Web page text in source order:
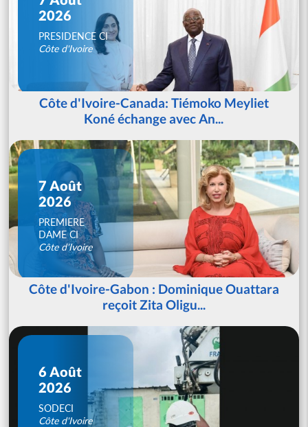
2026
PRESIDENCE CI
Côte d'Ivoire
Côte d'Ivoire-Canada: Tiémoko Meyliet
Koné échange avec An...
7 Août
2026
PREMIERE
DAME CI
Côte d'Ivoire
Côte d'Ivoire-Gabon : Dominique Ouattara
reçoit Zita Oligu...
6 Août
2026
SODECI
Côte d'Ivoire